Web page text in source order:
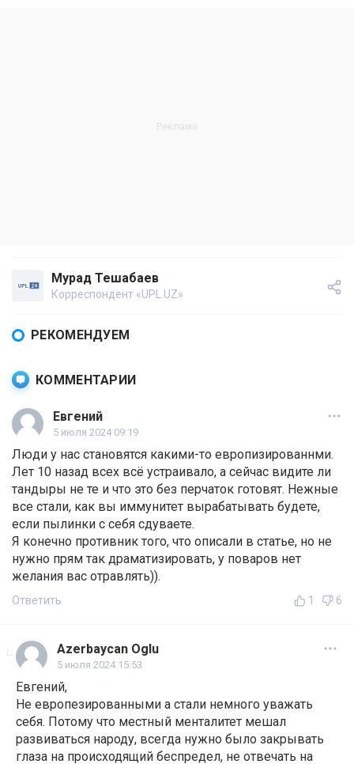
Мурад Тешабаев
Корреспондент «UPL.UZ»
РЕКОМЕНДУЕМ
КОММЕНТАРИИ
Евгений
5 июля 2024 09:19
Люди у нас становятся какими-то европизированнми.
Лет 10 назад всех всё устраивало, а сейчас видите ли
тандыры не те и что это без перчаток готовят. Нежные
все стали, как вы иммунитет вырабатывать будете,
если пылинки с себя сдуваете.
Я конечно противник того, что описали в статье, но не
нужно прям так драматизировать, у поваров нет
желания вас отравлять)).
Ответить 1 6
Azerbaycan Oglu
5 июля 2024 15:53
Евгений,
Не европезированными а стали немного уважать
себя. Потому что местный менталитет мешал
развиваться народу, всегда нужно было закрывать
глаза на происходящий беспредел, не отвечать на